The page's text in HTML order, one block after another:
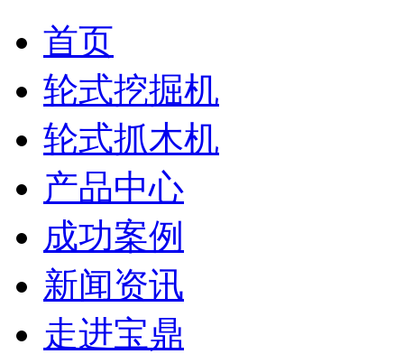
首页
轮式挖掘机
轮式抓木机
产品中心
成功案例
新闻资讯
走进宝鼎